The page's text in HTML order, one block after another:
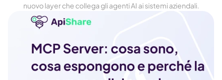
nuovo layer che collega gli agenti AI ai sistemi aziendali.